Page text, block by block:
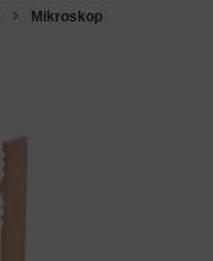
Mikroskop